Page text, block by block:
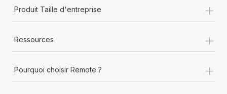
Produit Taille d'entreprise +
Ressources +
Pourquoi choisir Remote ? +